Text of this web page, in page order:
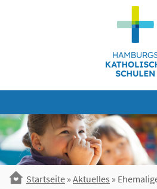
Startseite » Aktuelles »